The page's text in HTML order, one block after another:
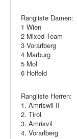
Rangliste Damen:
1 Wien
2 Mixed Team
3 Vorarlberg
4 Marburg
5 Mol
6 Hoffeld
Rangliste Herren:
1. Amriswil II
2. Tirol
3. Amrisvil
4. Vorarlberg